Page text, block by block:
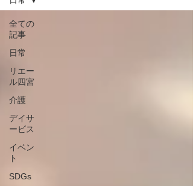
全ての
記事
日常
リエー
ル四宮
介護
デイサ
ービス
イベン
ト
SDGs